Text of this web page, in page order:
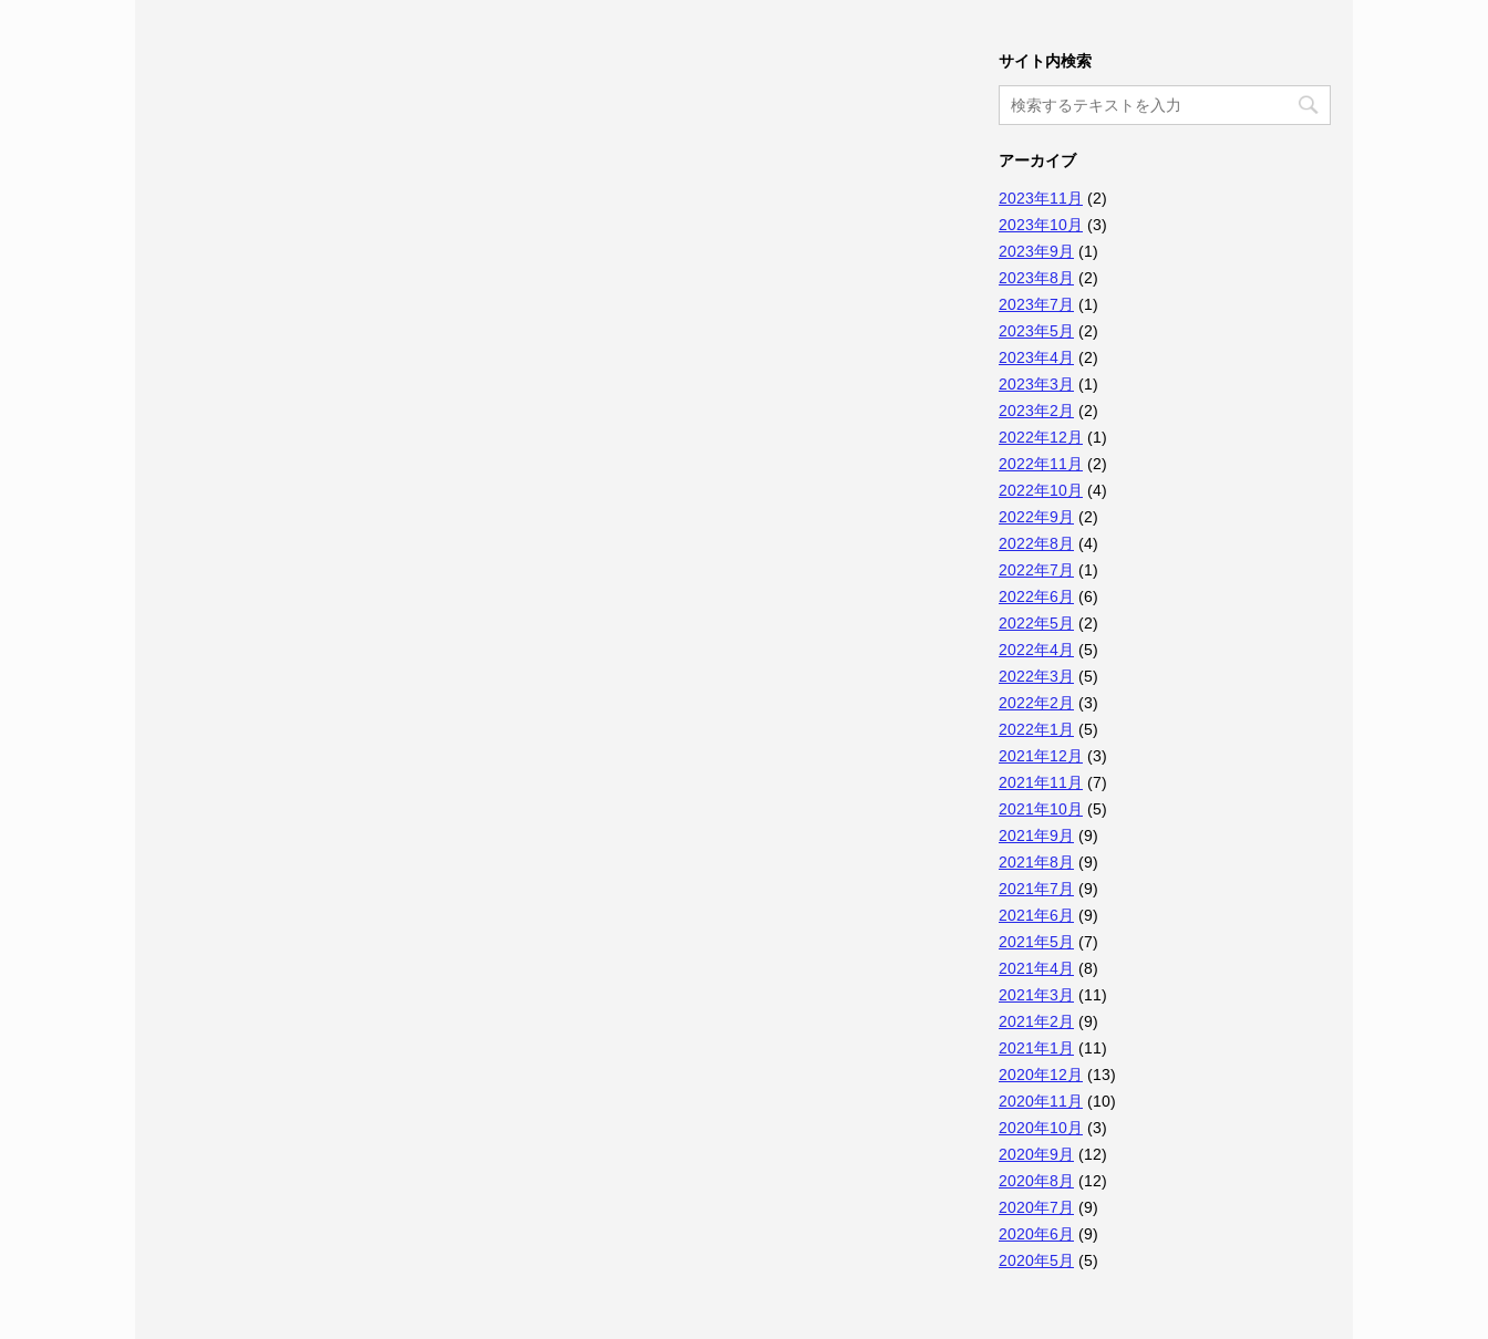
サイト内検索
アーカイブ
2023年11月 (2)
2023年10月 (3)
2023年9月 (1)
2023年8月 (2)
2023年7月 (1)
2023年5月 (2)
2023年4月 (2)
2023年3月 (1)
2023年2月 (2)
2022年12月 (1)
2022年11月 (2)
2022年10月 (4)
2022年9月 (2)
2022年8月 (4)
2022年7月 (1)
2022年6月 (6)
2022年5月 (2)
2022年4月 (5)
2022年3月 (5)
2022年2月 (3)
2022年1月 (5)
2021年12月 (3)
2021年11月 (7)
2021年10月 (5)
2021年9月 (9)
2021年8月 (9)
2021年7月 (9)
2021年6月 (9)
2021年5月 (7)
2021年4月 (8)
2021年3月 (11)
2021年2月 (9)
2021年1月 (11)
2020年12月 (13)
2020年11月 (10)
2020年10月 (3)
2020年9月 (12)
2020年8月 (12)
2020年7月 (9)
2020年6月 (9)
2020年5月 (5)